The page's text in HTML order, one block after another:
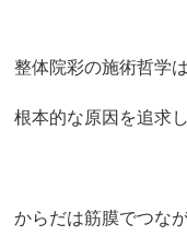
整体院彩の施術哲学
根本的な原因を追求
からだは筋膜でつな